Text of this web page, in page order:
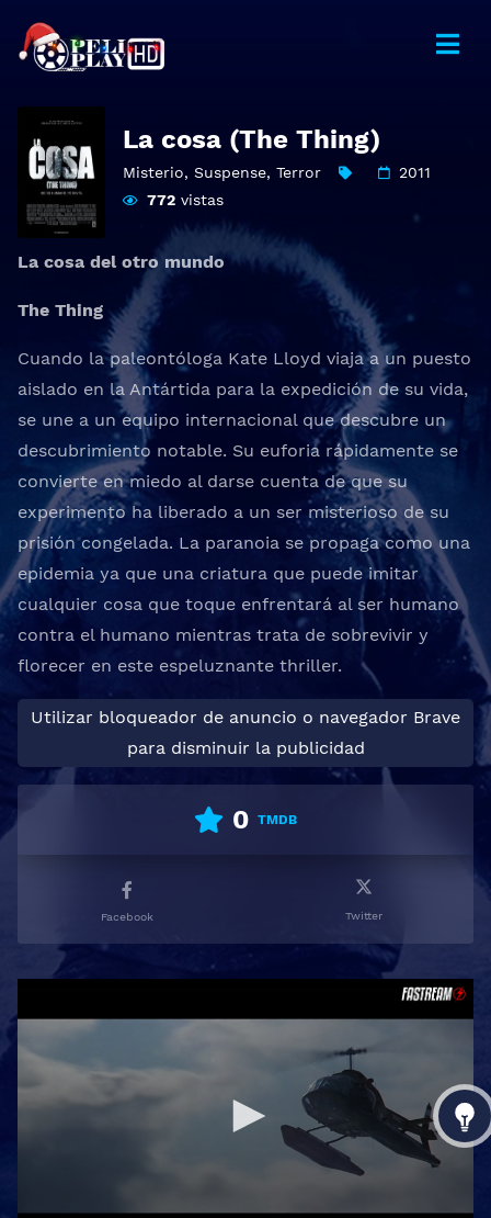
La cosa (The Thing)
Misterio, Suspense, Terror
2011
772 vistas
La cosa del otro mundo
The Thing
Cuando la paleontóloga Kate Lloyd viaja a un puesto
aislado en la Antártida para la expedición de su vida,
se une a un equipo internacional que descubre un
descubrimiento notable. Su euforia rápidamente se
convierte en miedo al darse cuenta de que su
experimento ha liberado a un ser misterioso de su
prisión congelada. La paranoia se propaga como una
epidemia ya que una criatura que puede imitar
cualquier cosa que toque enfrentará al ser humano
contra el humano mientras trata de sobrevivir y
florecer en este espeluznante thriller.
Utilizar bloqueador de anuncio o navegador Brave
para disminuir la publicidad
0 TMDB
Facebook Twitter